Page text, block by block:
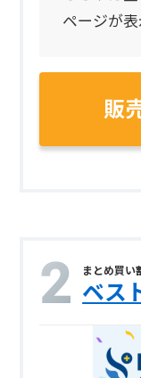
ページが表
販
まとめ買い
ベス